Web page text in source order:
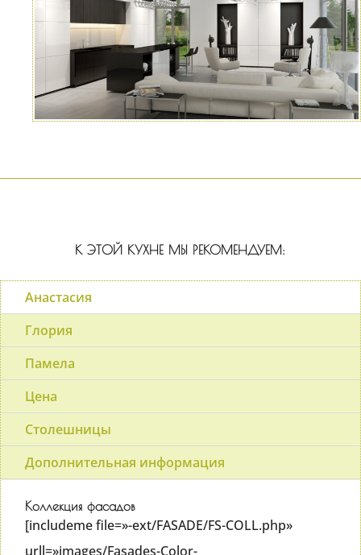
К ЭТОЙ КУХНЕ МЫ РЕКОМЕНДУЕМ:
Анастасия
Глория
Памела
Цена
Столешницы
Дополнительная информация
Коллекция фасадов
[includeme file=»-ext/FASADE/FS-COLL.php»
urll=»images/Fasades-Color-